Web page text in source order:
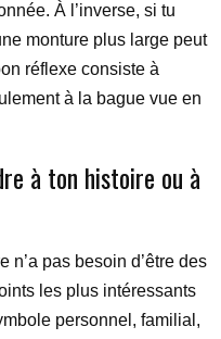
À l’inverse, si tu
monture plus large peut
réflexe consiste à
à la bague vue en
à ton histoire ou à
n’a pas besoin d’être des
les plus intéressants
personnel, familial,